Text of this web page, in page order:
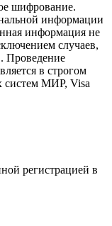
шифрование.
информации
информация не
случаев,
Проведение
в строгом
систем МИР, Visa
регистрацией в